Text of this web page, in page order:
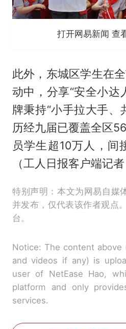
打开网易新闻 查
此外，东城区学生在
动中，分享“安全小达
牌秉持“小手拉大手、
历经九届已覆盖全区
员学生超10万人，间
（工人日报客户端记者
特别声明：本文为网易自媒
并发布，仅代表该作者观点
台。
Notice: The content above
and videos if any) is
user of NetEase Hao,
platform and only
services.